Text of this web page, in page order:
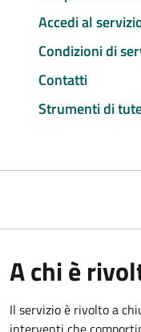
Accedi al
Condizioni di
Contatti
Strumenti di
A chi è
Il servizio è rivolto a